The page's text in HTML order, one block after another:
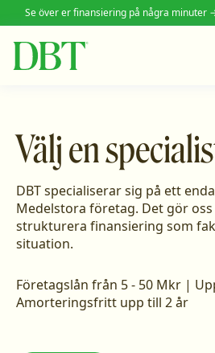
Se över er finansiering på några minuter
Välj en
DBT specialiserar sig på ett
Medelstora företag. Det gör
strukturera finansiering som
situation.
Företagslån från 5 - 50 Mkr |
Amorteringsfritt upp till 2 år